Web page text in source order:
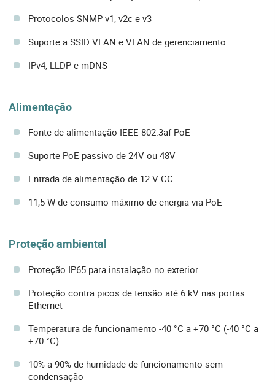
Protocolos SNMP v1, v2c e v3
Suporte a SSID VLAN e VLAN de gerenciamento
IPv4, LLDP e mDNS
Alimentação
Fonte de alimentação IEEE 802.3af PoE
Suporte PoE passivo de 24V ou 48V
Entrada de alimentação de 12 V CC
11,5 W de consumo máximo de energia via PoE
Proteção ambiental
Proteção IP65 para instalação no exterior
Proteção contra picos de tensão até 6 kV nas portas
Ethernet
Temperatura de funcionamento -40 °C a +70 °C (-40 °C a
+70 °C)
10% a 90% de humidade de funcionamento sem
condensação